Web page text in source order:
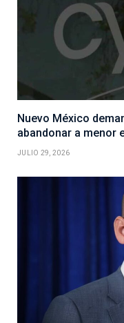
Nuevo México
abandonar a menor
JULIO 29, 2026